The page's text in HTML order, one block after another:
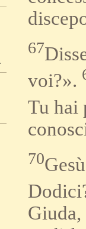
67
voi?».
Tu hai
70